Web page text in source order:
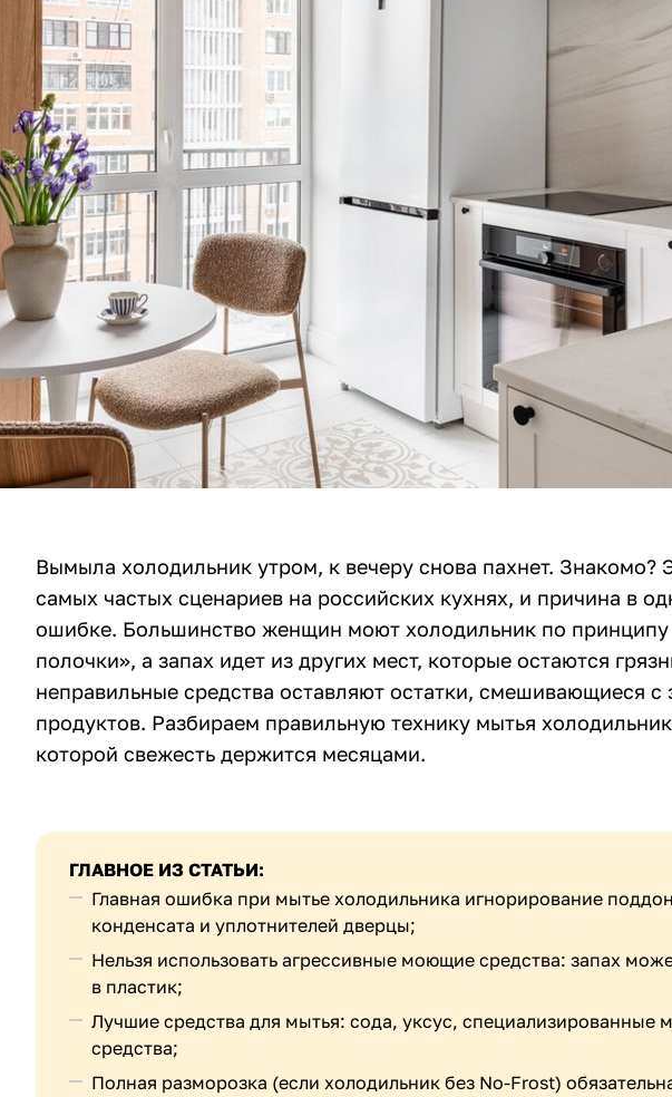
Вымыла холодильник утром, к вечеру снова пахнет. Знакомо?
самых частых сценариев на российских кухнях, и причина в
ошибке. Большинство женщин моют холодильник по принципу
полочки», а запах идет из других мест, которые остаются
неправильные средства оставляют остатки, смешивающиеся с
продуктов. Разбираем правильную технику мытья
которой свежесть держится месяцами.
ГЛАВНОЕ ИЗ СТАТЬИ:
Главная ошибка при мытье холодильника игнорирование
конденсата и уплотнителей дверцы;
Нельзя использовать агрессивные моющие средства: запах
в пластик;
Лучшие средства для мытья: сода, уксус, специализированные
средства;
Полная разморозка (если холодильник без No-Frost)